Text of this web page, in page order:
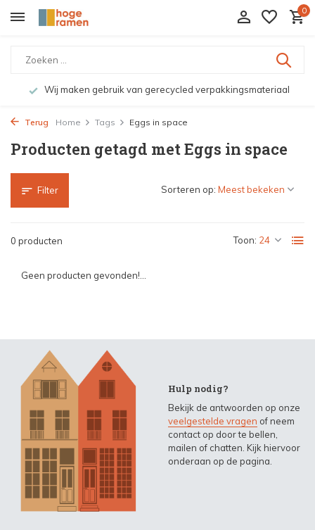
0
Wij maken gebruik van gerecycled verpakkingsmateriaal
Terug Home Tags Eggs in space
Producten getagd met Eggs in space
Filter
0 producten Toon:
Sorteren op:
Geen producten gevonden!...
Hulp nodig?
Bekijk de antwoorden op onze
veelgestelde vragen of neem
contact op door te bellen,
mailen of chatten. Kijk hiervoor
onderaan op de pagina.